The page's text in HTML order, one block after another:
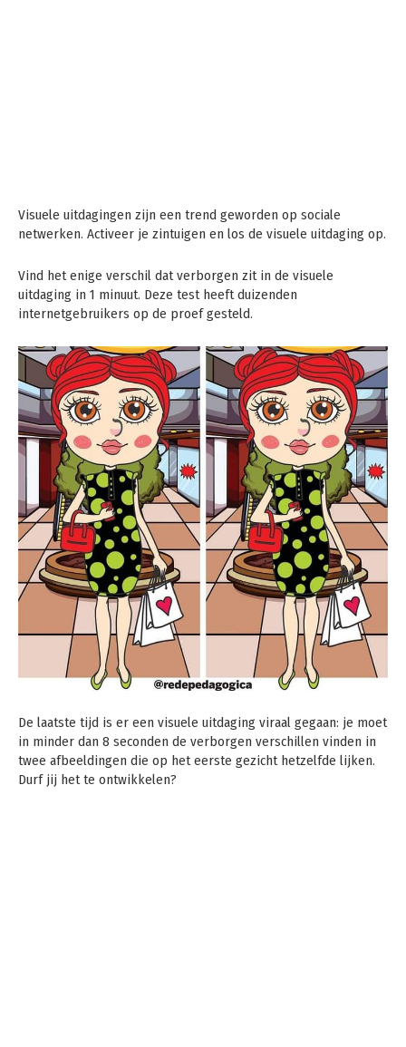
Visuele uitdagingen zijn een trend geworden op sociale
netwerken. Activeer je zintuigen en los de visuele uitdaging op.
Vind het enige verschil dat verborgen zit in de visuele
uitdaging in 1 minuut. Deze test heeft duizenden
internetgebruikers op de proef gesteld.
De laatste tijd is er een visuele uitdaging viraal gegaan: je moet
in minder dan 8 seconden de verborgen verschillen vinden in
twee afbeeldingen die op het eerste gezicht hetzelfde lijken.
Durf jij het te ontwikkelen?